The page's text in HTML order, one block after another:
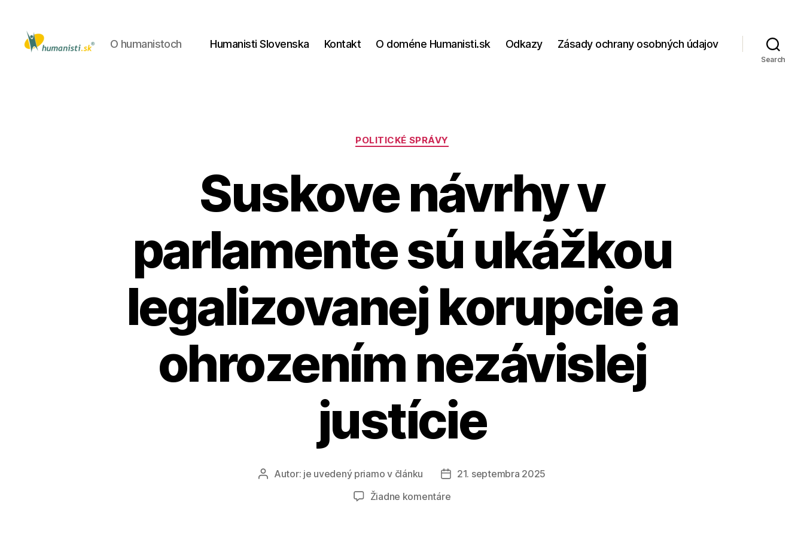
O humanistoch Humanisti Slovenska Kontakt O doméne Humanisti.sk Odkazy Zásady ochrany osobných údajov
Search
Kategórie
POLITICKÉ SPRÁVY
Suskove návrhy v
parlamente sú ukážkou
legalizovanej korupcie a
ohrozením nezávislej
justície
AutorAutor: je uvedený priamo v článku
Dátum
21. septembra 2025
Žiadne komentárena